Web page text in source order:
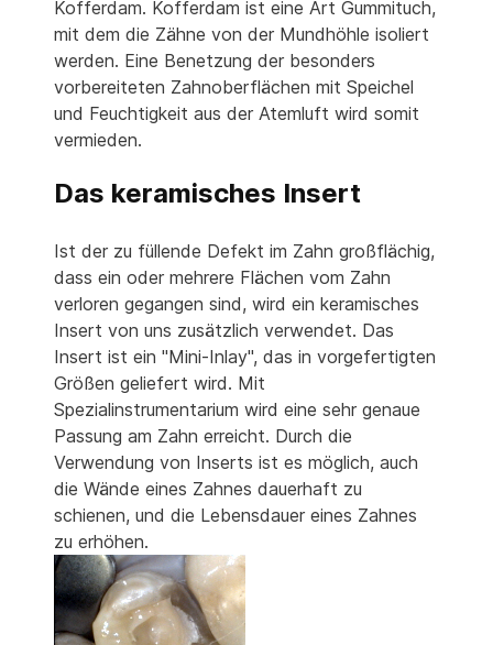
Kofferdam. Kofferdam ist eine Art Gummituch,
mit dem die Zähne von der Mundhöhle isoliert
werden. Eine Benetzung der besonders
vorbereiteten Zahnoberflächen mit Speichel
und Feuchtigkeit aus der Atemluft wird somit
vermieden.
Das keramisches Insert
Ist der zu füllende Defekt im Zahn großflächig,
dass ein oder mehrere Flächen vom Zahn
verloren gegangen sind, wird ein keramisches
Insert von uns zusätzlich verwendet. Das
Insert ist ein "Mini-Inlay", das in vorgefertigten
Größen geliefert wird. Mit
Spezialinstrumentarium wird eine sehr genaue
Passung am Zahn erreicht. Durch die
Verwendung von Inserts ist es möglich, auch
die Wände eines Zahnes dauerhaft zu
schienen, und die Lebensdauer eines Zahnes
zu erhöhen.